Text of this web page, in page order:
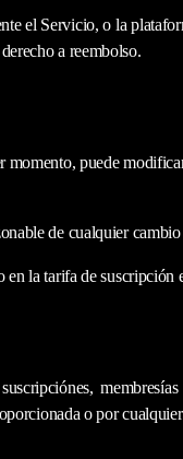
el Servicio, o la
a reembolso.
puede
de cualquier
la tarifa de
o por